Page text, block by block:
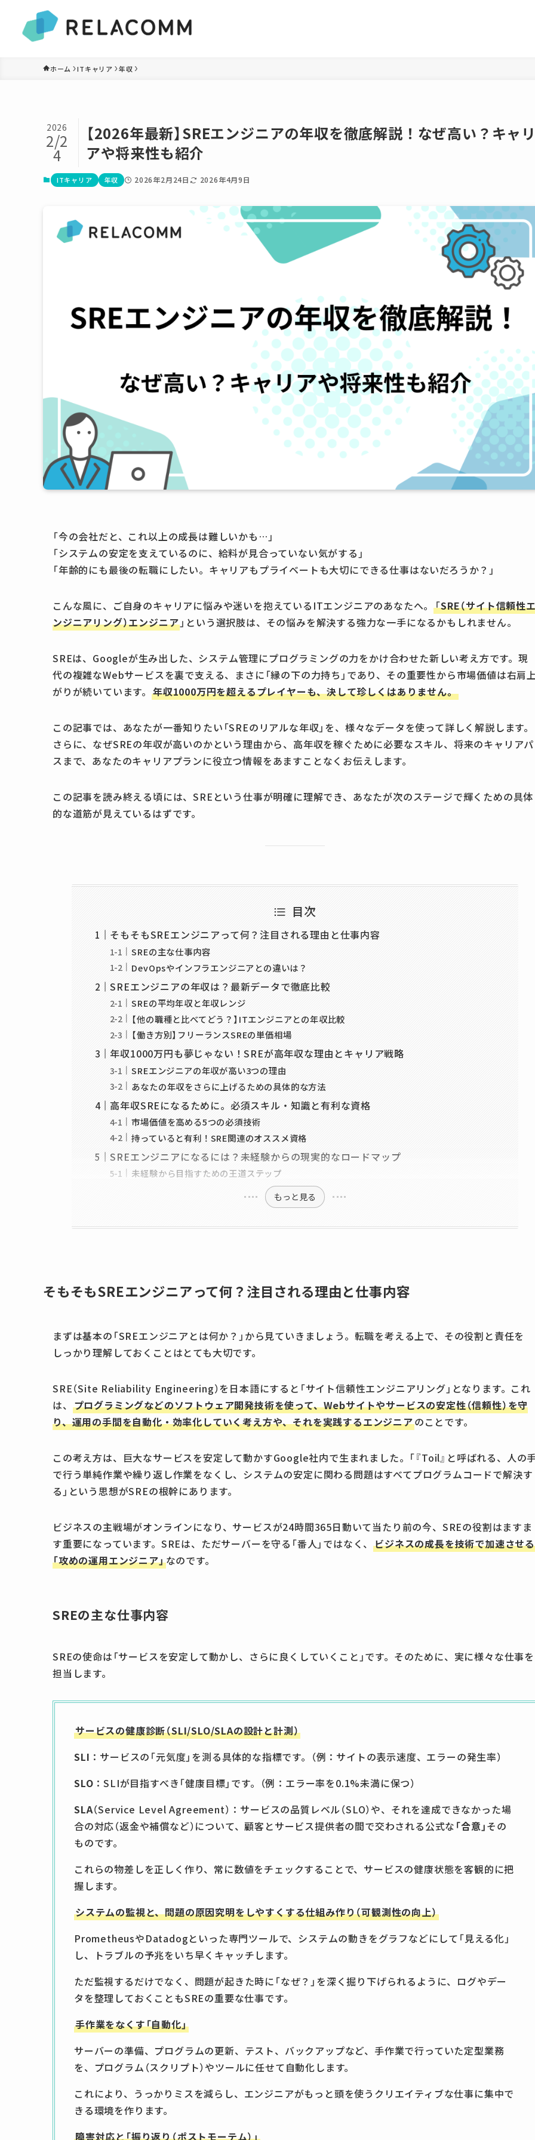
ホーム ITキャリア 年収
【2026年最新】SREエンジニアの年収を徹底解説！なぜ高い？キャ
アや将来性も紹介
2026
2/2
4
ITキャリア 年収 2026年2月24日 2026年4月9日
「今の会社だと、これ以上の成長は難しいかも…」
「システムの安定を支えているのに、給料が見合っていない気がする」
「年齢的にも最後の転職にしたい。キャリアもプライベートも大切にできる仕事はないだろうか？」
こんな風に、ご自身のキャリアに悩みや迷いを抱えているITエンジニアのあなたへ。「SRE（サイト信頼性
ンジニアリング）エンジニア 」という選択肢は、その悩みを解決する強力な一手になるかもしれません。
SREは、Googleが生み出した、システム管理にプログラミングの力をかけ合わせた新しい考え方です。現
代の複雑なWebサービスを裏で支える、まさに「縁の下の力持ち」であり、その重要性から市場価値は右肩
がりが続いています。 年収1000万円を超えるプレイヤーも、決して珍しくはありません。
この記事では、あなたが一番知りたい「SREのリアルな年収」を、様々なデータを使って詳しく解説します。
さらに、なぜSREの年収が高いのかという理由から、高年収を稼ぐために必要なスキル、将来のキャリアパ
スまで、あなたのキャリアプランに役立つ情報をあますことなくお伝えします。
この記事を読み終える頃には、SREという仕事が明確に理解でき、あなたが次のステージで輝くための具体
的な道筋が見えているはずです。
目次
そもそもSREエンジニアって何？注目される理由と仕事内容
SREの主な仕事内容
DevOpsやインフラエンジニアとの違いは？
SREエンジニアの年収は？最新データで徹底比較
SREの平均年収と年収レンジ
【他の職種と比べてどう？】ITエンジニアとの年収比較
【働き方別】フリーランスSREの単価相場
年収1000万円も夢じゃない！SREが高年収な理由とキャリア戦略
SREエンジニアの年収が高い3つの理由
あなたの年収をさらに上げるための具体的な方法
高年収SREになるために。必須スキル・知識と有利な資格
市場価値を高める5つの必須技術
持っていると有利！SRE関連のオススメ資格
SREエンジニアになるには？未経験からの現実的なロードマップ
未経験から目指すための王道ステップ
もっと見る
そもそもSREエンジニアって何？注目される理由と仕事内容
まずは基本の「SREエンジニアとは何か？」から見ていきましょう。転職を考える上で、その役割と責任を
しっかり理解しておくことはとても大切です。
SRE（Site Reliability Engineering）を日本語にすると「サイト信頼性エンジニアリング」となります。これ
は、 プログラミングなどのソフトウェア開発技術を使って、Webサイトやサービスの安定性（信頼性）を守
り、運用の手間を自動化・効率化していく考え方や、それを実践するエンジニアのことです。
この考え方は、巨大なサービスを安定して動かすGoogle社内で生まれました。「『Toil』と呼ばれる、人の
で行う単純作業や繰り返し作業をなくし、システムの安定に関わる問題はすべてプログラムコードで解決す
る」という思想がSREの根幹にあります。
ビジネスの主戦場がオンラインになり、サービスが24時間365日動いて当たり前の今、SREの役割はますま
す重要になっています。SREは、ただサーバーを守る「番人」ではなく、ビジネスの成長を技術で加速させる
「攻めの運用エンジニア」なのです。
SREの主な仕事内容
SREの使命は「サービスを安定して動かし、さらに良くしていくこと」です。そのために、実に様々な仕事を
担当します。
サービスの健康診断（SLI/SLO/SLAの設計と計測）
SLI ：サービスの「元気度」を測る具体的な指標です。（例：サイトの表示速度、エラーの発生率）
SLO ：SLIが目指すべき「健康目標」です。（例：エラー率を0.1%未満に保つ）
SLA（Service Level Agreement）：サービスの品質レベル（SLO）や、それを達成できなかった場
合の対応（返金や補償など）について、顧客とサービス提供者の間で交わされる公式な 「合意」その
ものです。
これらの物差しを正しく作り、常に数値をチェックすることで、サービスの健康状態を客観的に把
握します。
システムの監視と、問題の原因究明をしやすくする仕組み作り（可観測性の向上）
PrometheusやDatadogといった専門ツールで、システムの動きをグラフなどにして「見える化」
し、トラブルの予兆をいち早くキャッチします。
ただ監視するだけでなく、問題が起きた時に「なぜ？」を深く掘り下げられるように、ログやデー
タを整理しておくこともSREの重要な仕事です。
手作業をなくす「自動化」
サーバーの準備、プログラムの更新、テスト、バックアップなど、手作業で行っていた定型業務
を、プログラム（スクリプト）やツールに任せて自動化します。
これにより、うっかりミスを減らし、エンジニアがもっと頭を使うクリエイティブな仕事に集中で
きる環境を作ります。
障害対応と「振り返り（ポストモーテム）」